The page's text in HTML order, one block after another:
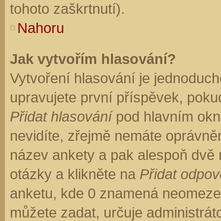
tohoto zaškrtnutí).
Nahoru
Jak vytvořím hlasování?
Vytvoření hlasování je
upravujete první příspěvek,
Přidat hlasovánípod hlavním
nevidíte, zřejmě nemáte
název ankety a pak alespoň
otázky a klikněte na Přidat
anketu, kde 0 znamená
můžete zadat, určuje